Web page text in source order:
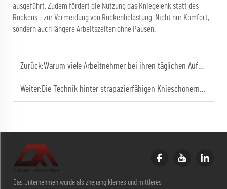
ausgeführt. Zudem fördert die Nutzung das Kniegelenk statt des
Rückens – zur Vermeidung von Rückenbelastung. Nicht nur Komfort,
sondern auch längere Arbeitszeiten ohne Pausen.
Zurück:Warum viele Arbeitnehmer bei ihren täglichen Aufgaben auf Tailorenstützgürtel angewiesen sind
Weiter:Die Technik hinter strapazierfähigen Knieschonern für Arbeiten auf hartem Boden
Das Unternehmen wurde als zhejiang kleines und mittleres